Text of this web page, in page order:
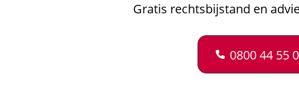
Gratis rechtsbijstand en
0800 44 55